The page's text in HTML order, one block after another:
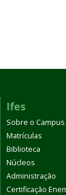
Ifes
Sobre o Campus
Matrículas
Biblioteca
Núcleos
Administração
Certificação